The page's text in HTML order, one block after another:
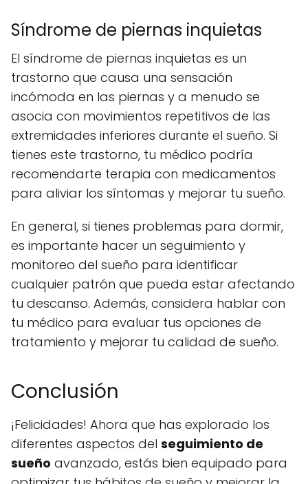
Síndrome de piernas inquietas
El síndrome de piernas inquietas es un
trastorno que causa una sensación
incómoda en las piernas y a menudo se
asocia con movimientos repetitivos de las
extremidades inferiores durante el sueño. Si
tienes este trastorno, tu médico podría
recomendarte terapia con medicamentos
para aliviar los síntomas y mejorar tu sueño.
En general, si tienes problemas para dormir,
es importante hacer un seguimiento y
monitoreo del sueño para identificar
cualquier patrón que pueda estar afectando
tu descanso. Además, considera hablar con
tu médico para evaluar tus opciones de
tratamiento y mejorar tu calidad de sueño.
Conclusión
¡Felicidades! Ahora que has explorado los
diferentes aspectos del seguimiento de
sueño avanzado, estás bien equipado para